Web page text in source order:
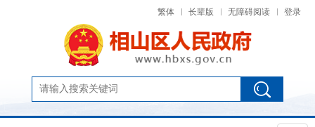
繁体 长辈版 无障碍阅读 登录